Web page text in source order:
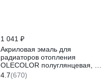
1 041 ₽
Акриловая эмаль для
радиаторов отопления
OLECOLOR полуглянцевая, 1
кг 4300007667
4.7(670)